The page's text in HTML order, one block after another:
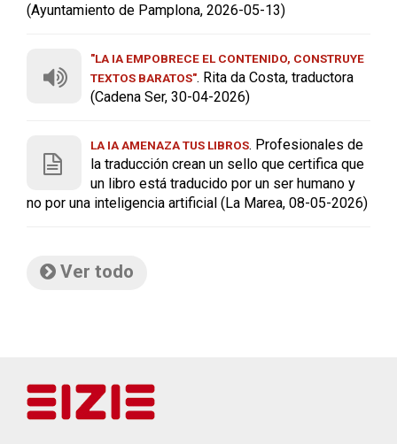
(Ayuntamiento de Pamplona, 2026-05-13)
"LA IA EMPOBRECE EL CONTENIDO, CONSTRUYE
TEXTOS BARATOS". Rita da Costa, traductora
(Cadena Ser, 30-04-2026)
LA IA AMENAZA TUS LIBROS. Profesionales de
la traducción crean un sello que certifica que
un libro está traducido por un ser humano y
no por una inteligencia artificial (La Marea, 08-05-2026)
Ver todo